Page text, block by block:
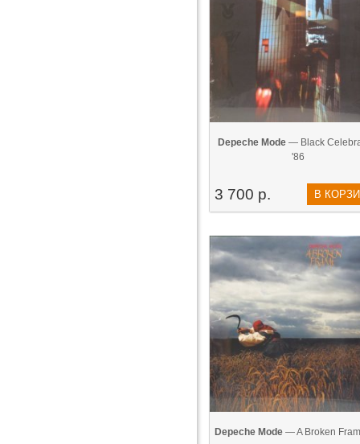
Depeche Mode— Black
'86
3 700 р. В
Depeche Mode— A Broken